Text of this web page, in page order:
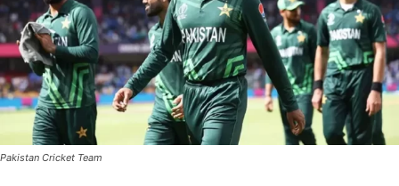
Pakistan Cricket Team